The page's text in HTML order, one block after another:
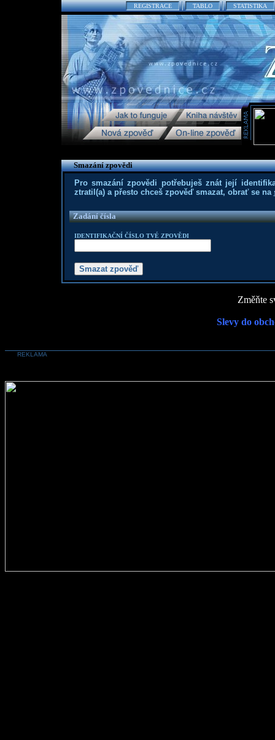
REGISTRACE TABLO STATISTIKA
Smazání zpovědi
Pro smazání zpovědi potřebuješ znát její
ztratil(a) a přesto chceš zpověď smazat, obrať se na
Zadání čísla
IDENTIFIKAČNÍ ČÍSLO TVÉ ZPOVĚDI
Změňte
Slevy do
REKLAMA